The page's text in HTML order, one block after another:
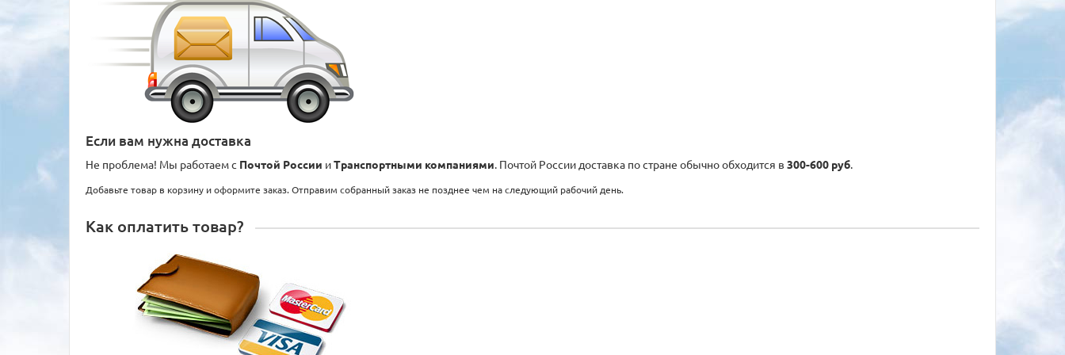
Если вам нужна доставка
Не проблема! Мы работаем с Почтой России иТранспортными компаниями. Почтой России доставка по стране обычно обходится в 300-600 руб.
Добавьте товар в корзину и оформите заказ. Отправим собранный заказ не позднее чем на следующий рабочий день.
Как оплатить товар?